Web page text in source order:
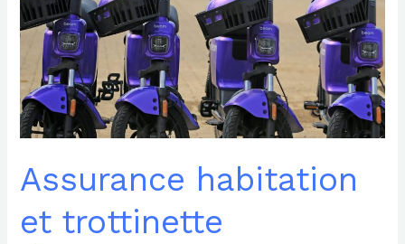
Assurance habitation
et trottinette
trottinette
électrique
couvre-
t-
elle